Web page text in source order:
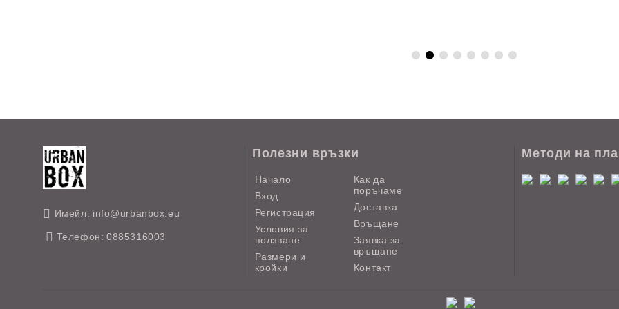
Имейл: info@urbanbox.eu
Телефон: 0885316003
Полезни връзки
Начало
Вход
Регистрация
Условия за
ползване
Размери и
кройки
Как да
поръчаме
Доставка
Връщане
Заявка за
връщане
Контакт
Методи на